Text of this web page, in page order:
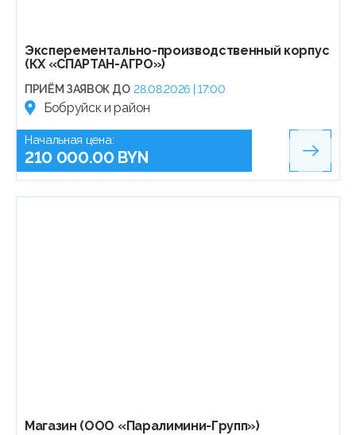
Эксперементально-производственный корпус
(КХ «СПАРТАН-АГРО»)
ПРИЁМ ЗАЯВОК ДО 28.08.2026 | 17:00
Бобруйск и район
Начальная цена:
210 000.00 BYN
Магазин (ООО «Паралимини-Групп»)